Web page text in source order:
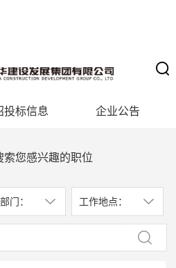
投标信息 企业公告
索您感兴趣的职位
门： 工作地点：